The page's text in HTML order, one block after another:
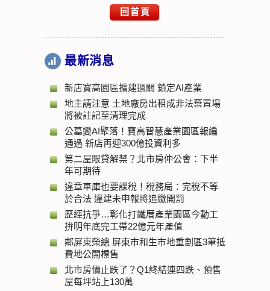
回首頁
最新消息
新店寶高園區擴建過關 鎖定AI產業
地主請注意 土地廠房出租成非法棄置場
將被註記至清理完成
公墓變AI聚落！寶高智慧產業園區報編
通過 新店再迎300億投資利多
第二屋限貸解禁？北市房仲公會：下半
年可期待
違章車庫也要課稅！稅務局：完稅不等
於合法 違建未申報將追繳開罰
歷經抗爭…彰化打鐵厝產業園區今動工
拚明年底完工帶22億元年產值
鄰屏東榮總 屏東市和生市地重劃區3筆抵
費地公開標售
北市房價止跌了？Q1終結連四跌、預售
屋每坪站上130萬